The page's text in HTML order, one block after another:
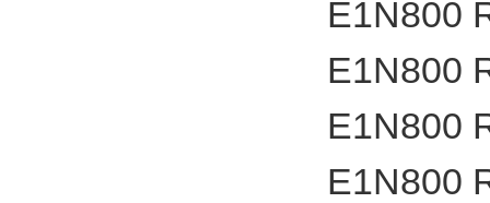
E1N800
E1N800
E1N800
E1N800